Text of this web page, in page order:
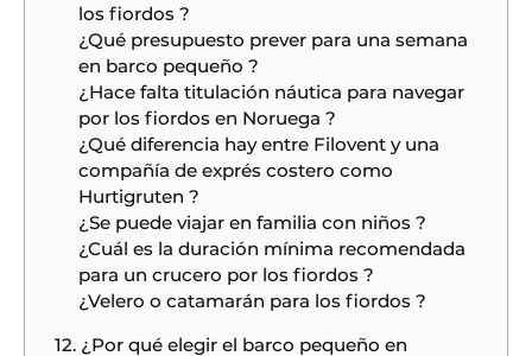
los fiordos ?
¿Qué presupuesto prever para una semana
en barco pequeño ?
¿Hace falta titulación náutica para navegar
por los fiordos en Noruega ?
¿Qué diferencia hay entre Filovent y una
compañía de exprés costero como
Hurtigruten ?
¿Se puede viajar en familia con niños ?
¿Cuál es la duración mínima recomendada
para un crucero por los fiordos ?
¿Velero o catamarán para los fiordos ?
12. ¿Por qué elegir el barco pequeño en